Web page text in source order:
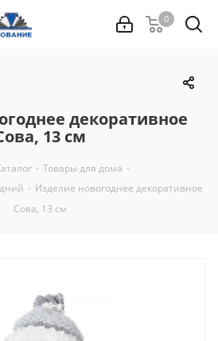
0
декоративное
13 см
- Товары для дома -
- Изделие новогоднее декоративное
Сова, 13 см